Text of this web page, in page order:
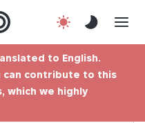
Contact
to English.
can contribute to this
which we highly